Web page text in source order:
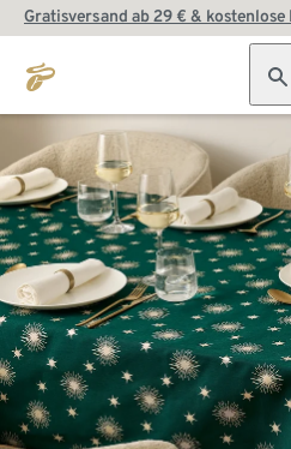
Gratisversand ab 29 € & kostenlose